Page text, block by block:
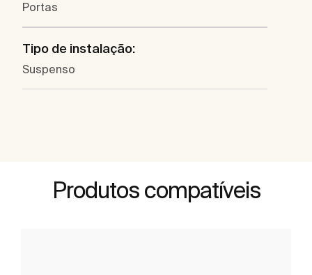
Portas
Tipo de instalação:
Suspenso
Produtos compatíveis